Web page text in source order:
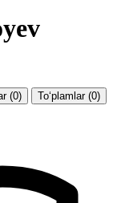
(0) To‘plamlar (0)